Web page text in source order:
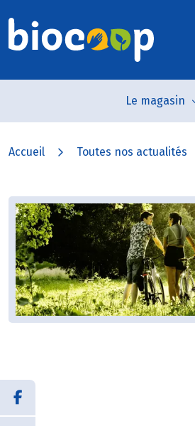
Le magasin
Accueil Toutes nos actualités